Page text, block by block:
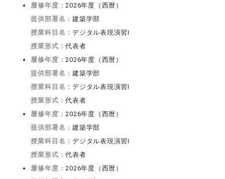
履修年度：2026年度（西暦）
提供部署名：建築学部
授業科目名：デジタル表現演習I
授業形式：代表者
履修年度：2026年度（西暦）
提供部署名：建築学部
授業科目名：デジタル表現演習I
授業形式：代表者
履修年度：2026年度（西暦）
提供部署名：建築学部
授業科目名：デジタル表現演習I
授業形式：代表者
履修年度：2026年度（西暦）